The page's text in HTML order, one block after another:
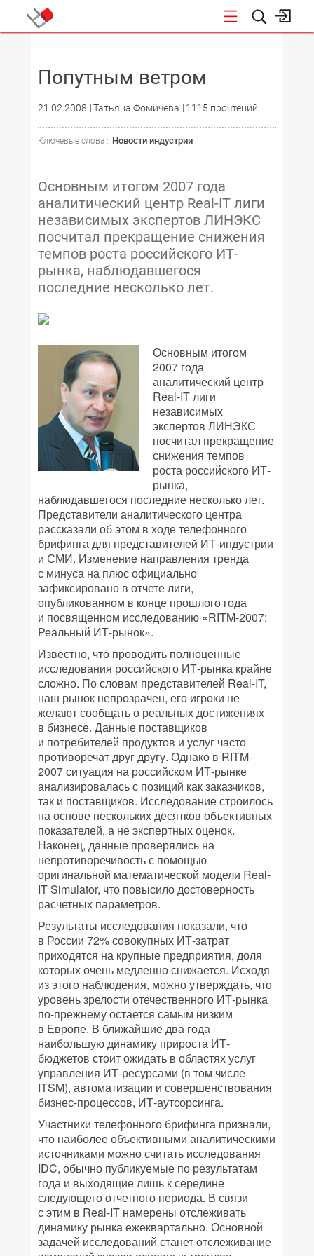
Попутным ветром
21.02.2008 Татьяна Фомичева 1115 прочтений
Ключевые слова : Новости индустрии
Основным итогом 2007 года
аналитический центр Real-IT лиги
независимых экспертов ЛИНЭКС
посчитал прекращение снижения
темпов роста российского ИТ-
рынка, наблюдавшегося
последние несколько лет.
Основным итогом
2007 года
аналитический центр
Real-IT лиги
независимых
экспертов ЛИНЭКС
посчитал прекращение
снижения темпов
роста российского ИТ-
рынка,
наблюдавшегося последние несколько лет.
Представители аналитического центра
рассказали об этом в ходе телефонного
брифинга для представителей ИТ-индустрии
и СМИ. Изменение направления тренда
с минуса на плюс официально
зафиксировано в отчете лиги,
опубликованном в конце прошлого года
и посвященном исследованию «RITM-2007:
Реальный ИТ-рынок».
Известно, что проводить полноценные
исследования российского ИТ-рынка крайне
сложно. По словам представителей Real-IT,
наш рынок непрозрачен, его игроки не
желают сообщать о реальных достижениях
в бизнесе. Данные поставщиков
и потребителей продуктов и услуг часто
противоречат друг другу. Однако в RITM-
2007 ситуация на российском ИТ-рынке
анализировалась с позиций как заказчиков,
так и поставщиков. Исследование строилось
на основе нескольких десятков объективных
показателей, а не экспертных оценок.
Наконец, данные проверялись на
непротиворечивость с помощью
оригинальной математической модели Real-
IT Simulator, что повысило достоверность
расчетных параметров.
Результаты исследования показали, что
в России 72% совокупных ИТ-затрат
приходятся на крупные предприятия, доля
которых очень медленно снижается. Исходя
из этого наблюдения, можно утверждать, что
уровень зрелости отечественного ИТ-рынка
по-прежнему остается самым низким
в Европе. В ближайшие два года
наибольшую динамику прироста ИТ-
бюджетов стоит ожидать в областях услуг
управления ИТ-ресурсами (в том числе
ITSM), автоматизации и совершенствования
бизнес-процессов, ИТ-аутсорсинга.
Участники телефонного брифинга признали,
что наиболее объективными аналитическими
источниками можно считать исследования
IDC, обычно публикуемые по результатам
года и выходящие лишь к середине
следующего отчетного периода. В связи
с этим в Real-IT намерены отслеживать
динамику рынка ежеквартально. Основной
задачей исследований станет отслеживание